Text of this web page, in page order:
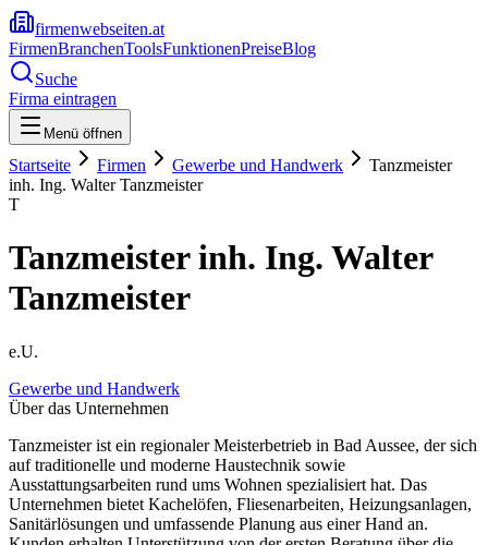
firmenwebseiten.at
FirmenBranchenToolsFunktionenPreiseBlog
Suche
Firma eintragen
Menü öffnen
Startseite Firmen Gewerbe und Handwerk
Tanzmeister
inh. Ing. Walter Tanzmeister
T
Tanzmeister inh. Ing. Walter
Tanzmeister
e.U.
Gewerbe und Handwerk
Über das Unternehmen
Tanzmeister ist ein regionaler Meisterbetrieb in Bad Aussee, der sich
auf traditionelle und moderne Haustechnik sowie
Ausstattungsarbeiten rund ums Wohnen spezialisiert hat. Das
Unternehmen bietet Kachelöfen, Fliesenarbeiten, Heizungsanlagen,
Sanitärlösungen und umfassende Planung aus einer Hand an.